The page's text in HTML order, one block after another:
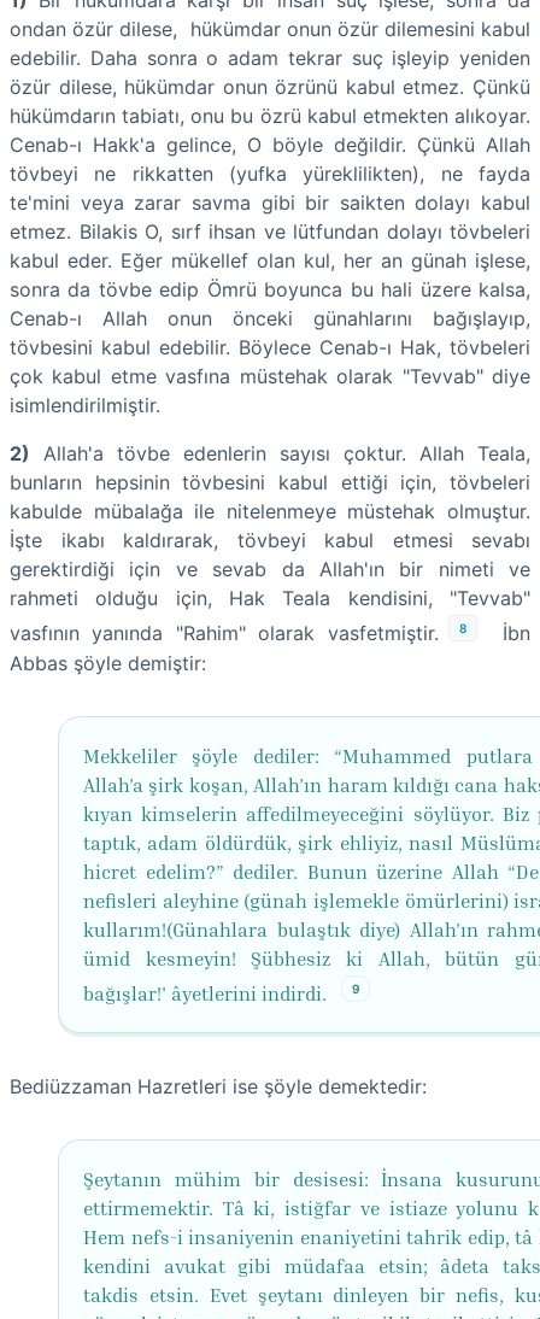
ondan özür dilese, hükümdar onun özür dilemesini kabul
edebilir. Daha sonra o adam tekrar suç işleyip yeniden
özür dilese, hükümdar onun özrünü kabul etmez. Çünkü
hükümdarın tabiatı, onu bu özrü kabul etmekten alıkoyar.
Cenab-ı Hakk'a gelince, O böyle değildir. Çünkü Allah
tövbeyi ne rikkatten (yufka yüreklilikten), ne fayda
te'mini veya zarar savma gibi bir saikten dolayı kabul
etmez. Bilakis O, sırf ihsan ve lütfundan dolayı tövbeleri
kabul eder. Eğer mükellef olan kul, her an günah işlese,
sonra da tövbe edip Ömrü boyunca bu hali üzere kalsa,
Cenab-ı Allah onun önceki günahlarını bağışlayıp,
tövbesini kabul edebilir. Böylece Cenab-ı Hak, tövbeleri
çok kabul etme vasfına müstehak olarak "Tevvab" diye
isimlendirilmiştir.
2) Allah'a tövbe edenlerin sayısı çoktur. Allah Teala,
bunların hepsinin tövbesini kabul ettiği için, tövbeleri
kabulde mübalağa ile nitelenmeye müstehak olmuştur.
İşte ikabı kaldırarak, tövbeyi kabul etmesi sevabı
gerektirdiği için ve sevab da Allah'ın bir nimeti ve
rahmeti olduğu için, Hak Teala kendisini, "Tevvab"
vasfının yanında "Rahim" olarak vasfetmiştir.
8
İbn
Abbas şöyle demiştir:
Mekkeliler şöyle dediler: “Muhammed
Allah’a şirk koşan, Allah’ın haram kıldığı cana
kıyan kimselerin affedilmeyeceğini söylüyor. Biz
taptık, adam öldürdük, şirk ehliyiz, nasıl
hicret edelim?” dediler. Bunun üzerine Allah
nefisleri aleyhine (günah işlemekle ömürlerini)
kullarım!(Günahlara bulaştık diye) Allah’ın
ümid kesmeyin! Şübhesiz ki Allah, bütün
bağışlar!' âyetlerini indirdi.
9
Bediüzzaman Hazretleri ise şöyle demektedir:
Şeytanın mühim bir desisesi: İnsana
ettirmemektir. Tâ ki, istiğfar ve istiaze yolunu
Hem nefs-i insaniyenin enaniyetini tahrik edip, tâ
kendini avukat gibi müdafaa etsin; âdeta
takdis etsin. Evet şeytanı dinleyen bir nefis,